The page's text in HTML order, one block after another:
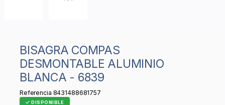
BISAGRA COMPAS
DESMONTABLE ALUMINIO
BLANCA - 6839
Referencia 8431488681757
DISPONIBLE